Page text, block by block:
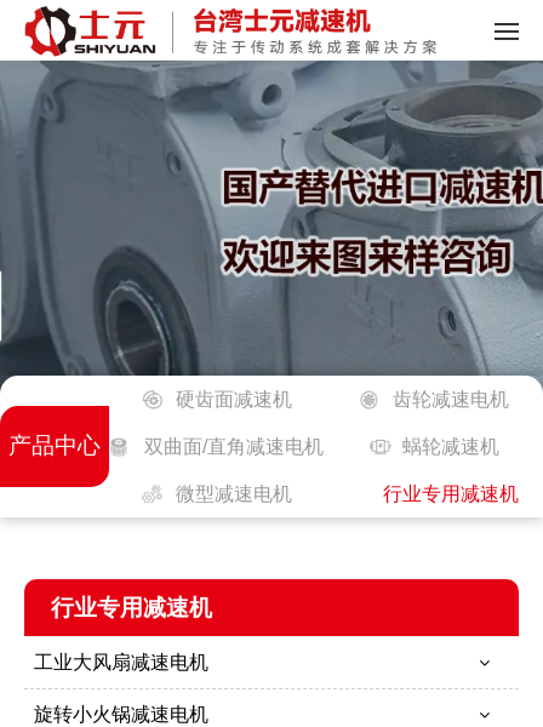
产品中心
硬齿面减速机 齿轮减速电机
双曲面/直角减速电机 蜗轮减速机
微型减速电机 行业专用减速机
行业专用减速机
工业大风扇减速电机
旋转小火锅减速电机